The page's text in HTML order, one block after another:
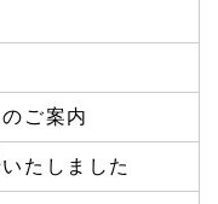
ご案内
たしました